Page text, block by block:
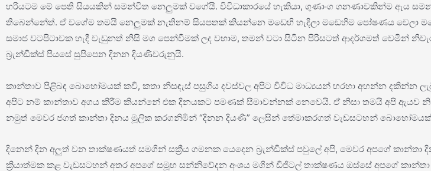
හරියටම මේ පෙති සියයකින් සමන්විත නෙලුමක් වගේයි. විවිධාකාරයේ හැකියා, ගුණාංග ගනණාවකින්ම ඇය
තිබෙන්නේත්. ඒ වගේම තමයි නෙලුමක් නැතිනම් සියපතක් කියන්නෙ මඩෙහි හැදිලා මඩෙහිම පෝෂණය වෙලා
සමාජ වටපිටාවක හැදී වැඩුනත් නිසි මග පෙන්වීමක් ලද වහාම, තමන් වටා සිටින පිරිසටත් ආදර්ශමත් වෙමින්
බ්‍රැන්ඩික්ස් පියසේ සුපිපෙන දිනන දියණිවරුනුයි.
කාන්තාව පිළිබඳ බොහෝමයක් කවි, කතා නිසඳැස් පසුගිය දවස්වල අපිට විවිධ මාධ්‍යයන් හරහා අහන්න දකින්න
අපිට නම් කාන්තාව අගය කිරීම කියන්නේ එක දිනයකට පමණක් සීමාවන්නක් නෙවෙයි. ඒ නිසා තමයි අපි ඇයව
නමුත් මෙවර ජගත් කාන්තා දිනය මූලික කරගනිමින් “දිනන දියණී” ලෙසින් තේමාකරගත් වැඩසටහන් බොහෝමයක්
දිනෙන් දින අලුත් වන තාක්ෂණයත් සමගින් සක්‍රීය ගමනක යෙදෙන බ්‍රැන්ඩික්ස් පවුලේ අපි, මෙවර අපගේ
ක්‍රියාත්මක කළ වැඩසටහන් අතර අපගේ සමූහ සන්නිවේදන අංශය මගින් ඩිජිටල් තාක්ෂණය ඔස්සේ අපගේ